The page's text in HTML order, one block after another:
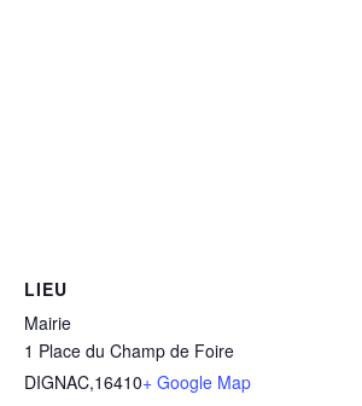
LIEU
Mairie
1 Place du Champ de Foire
DIGNAC,16410+ Google Map